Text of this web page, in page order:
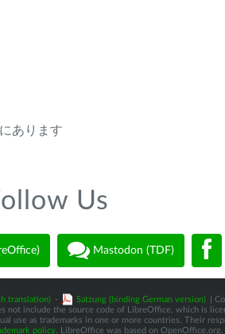
にあります
Us
Mastodon (TDF)
translation) - Satzung (binding German version)
|
not include the source code of LibreOffice, which is
use as trademarks in one or more countries. Their
policy . LibreOffice was based on OpenOffice.org.